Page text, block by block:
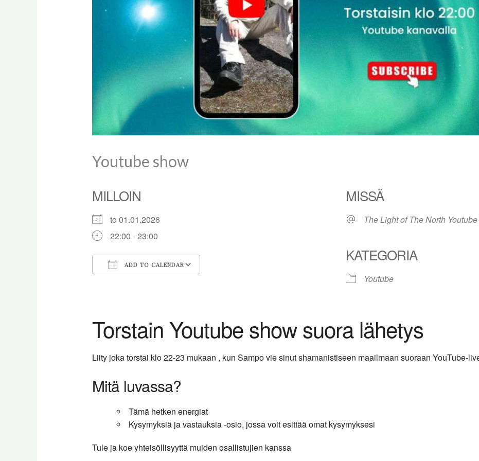
Youtube show
MILLOIN
to 01.01.2026
22:00 - 23:00
ADD TO CALENDAR
iCalendar
MISSÄ
The Light of The North
KATEGORIA
Youtube
Torstain Youtube show suora lähetys
Liity joka torstai klo 22-23 mukaan , kun Sampo vie sinut shamanistiseen maailmaan suoraan YouTube-
Mitä luvassa?
Tämä hetken energiat
Kysymyksiä ja vastauksia -osio, jossa voit esittää omat kysymyksesi
Tule ja koe yhteisöllisyyttä muiden osallistujien kanssa